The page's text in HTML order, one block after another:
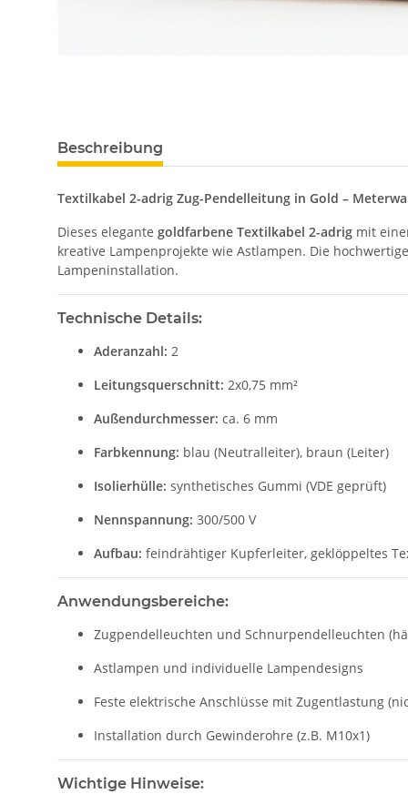
Beschreibung
Textilkabel 2-adrig Zug-Pendelleitung in Gold –
Dieses elegante goldfarbene Textilkabel 2-adrig mit
kreative Lampenprojekte wie Astlampen. Die hochwertige
Lampeninstallation.
Technische Details:
Aderanzahl: 2
Leitungsquerschnitt: 2x0,75 mm²
Außendurchmesser: ca. 6 mm
Farbkennung: blau (Neutralleiter), braun (Leiter)
Isolierhülle: synthetisches Gummi (VDE geprüft)
Nennspannung: 300/500 V
Aufbau: feindrähtiger Kupferleiter, geklöppeltes
Anwendungsbereiche:
Zugpendelleuchten und Schnurpendelleuchten
Astlampen und individuelle Lampendesigns
Feste elektrische Anschlüsse mit Zugentlastung
Installation durch Gewinderohre (z.B. M10x1)
Wichtige Hinweise: